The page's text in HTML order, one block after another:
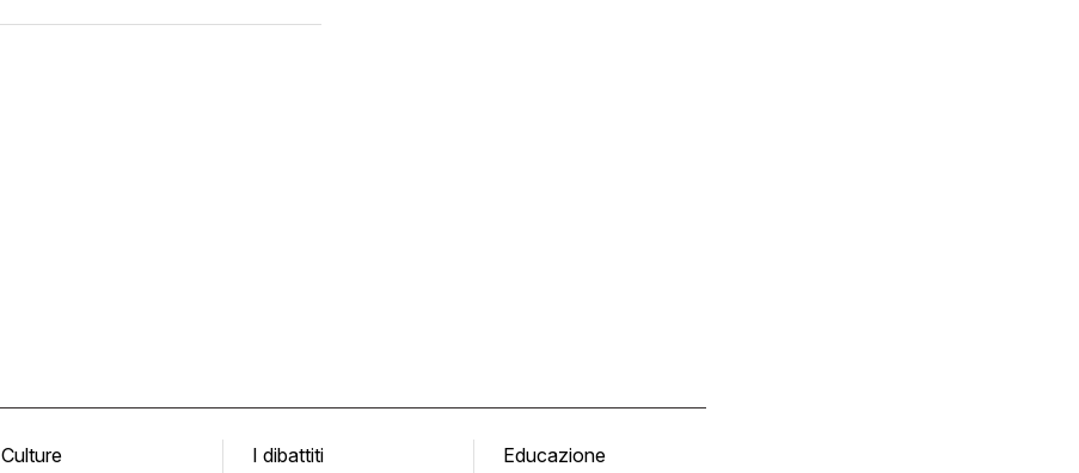
Culture
I dibattiti
Educazione